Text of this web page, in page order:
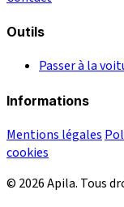
Outils
Passer à la
Informations
Mentions légales
cookies
© 2026 Apila. Tous